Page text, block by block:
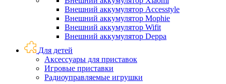
Внешний аккумулятор Accesstyle
Внешний аккумулятор Mophie
Внешний аккумулятор Wifit
Внешний аккумулятор Deppa
Для детей
Аксессуары для приставок
Игровые приставки
Радиоуправляемые игрушки